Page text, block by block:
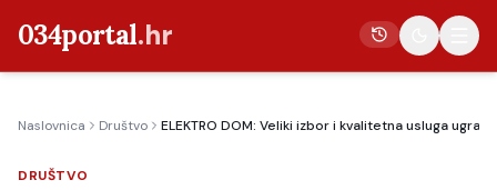
034portal.hr
Crna kronika
Naslovnica Društvo ELEKTRO DOM: Veliki izbor i kvalitetna usluga
DRUŠTVO